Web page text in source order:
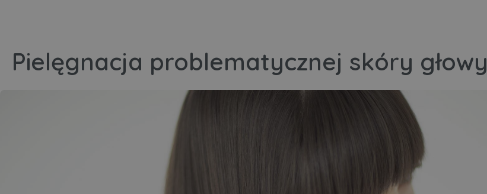
Pielęgnacja problematycznej skóry głowy